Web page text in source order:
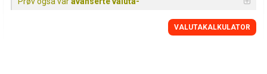
VALUTAKALKULATOR